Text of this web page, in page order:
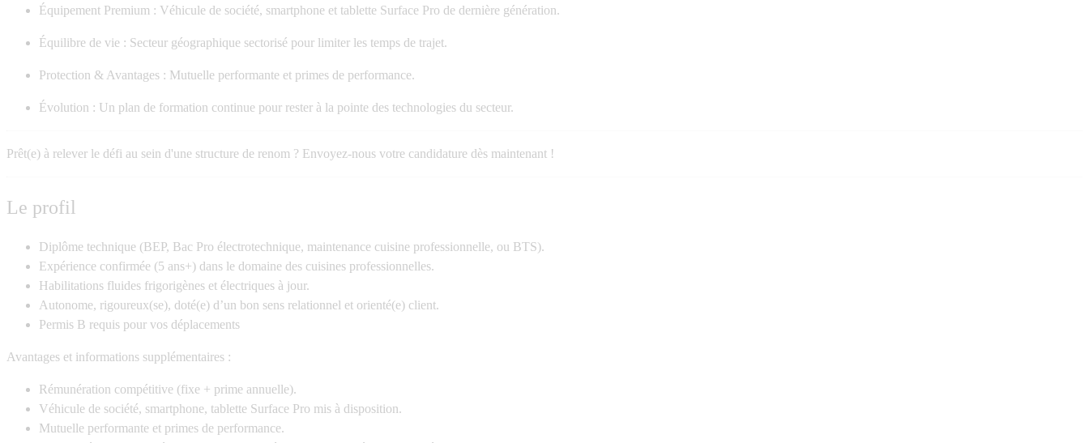
Équipement Premium : Véhicule de société, smartphone et tablette Surface Pro de dernière génération.
Équilibre de vie : Secteur géographique sectorisé pour limiter les temps de trajet.
Protection & Avantages : Mutuelle performante et primes de performance.
Évolution : Un plan de formation continue pour rester à la pointe des technologies du secteur.
Prêt(e) à relever le défi au sein d'une structure de renom ? Envoyez-nous votre candidature dès maintenant !
Le profil
Diplôme technique (BEP, Bac Pro électrotechnique, maintenance cuisine professionnelle, ou BTS).
Expérience confirmée (5 ans+) dans le domaine des cuisines professionnelles.
Habilitations fluides frigorigènes et électriques à jour.
Autonome, rigoureux(se), doté(e) d’un bon sens relationnel et orienté(e) client.
Permis B requis pour vos déplacements
Avantages et informations supplémentaires :
Rémunération compétitive (fixe + prime annuelle).
Véhicule de société, smartphone, tablette Surface Pro mis à disposition.
Mutuelle performante et primes de performance.